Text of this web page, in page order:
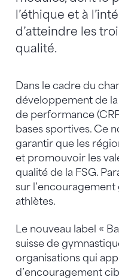
l’éthique et à
d’atteindre les
qualité.
Dans le cadre du
développement de
de performance
bases sportives. Ce
garantir que les
et promouvoir les
qualité de la FSG.
sur
athlètes.
Le nouveau label «
suisse de
organisations qui
d’encouragement